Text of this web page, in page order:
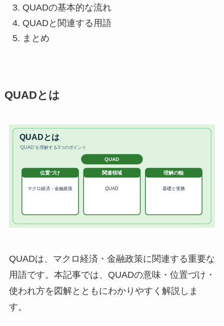
QUADの基本的な流れ
QUADと関連する用語
まとめ
QUADとは
QUADは、マクロ経済・金融政策に関連する重要な
用語です。本記事では、QUADの意味・位置づけ・
使われ方を図解とともにわかりやすく解説しま
す。